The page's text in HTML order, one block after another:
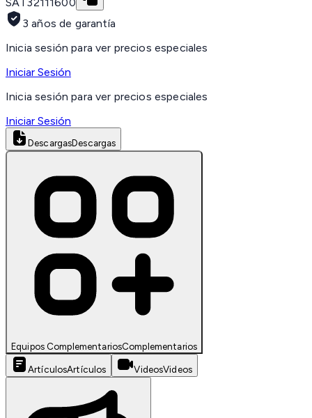
3 años de garantía
Inicia sesión para ver precios especiales
Iniciar Sesión
Inicia sesión para ver precios especiales
Iniciar Sesión
DescargasDescargas
Equipos ComplementariosComplementarios
ArtículosArtículos VideosVideos